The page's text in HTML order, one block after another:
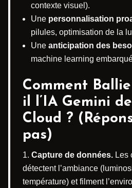
contexte visuel).
Une personnalisation
pilules, optimisation de la
Une anticipation des
machine learning
Comment
il l’IA Gemini
Cloud ?
pas)
Capture de données. Les
détectent l’ambiance
température) et filment